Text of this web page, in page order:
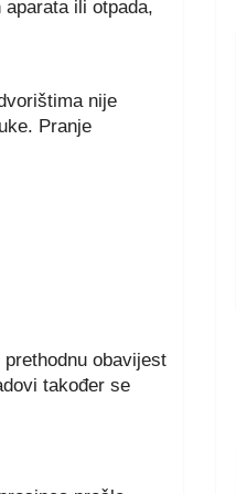
ili otpada,
nije
Pranje
obavijest
također se